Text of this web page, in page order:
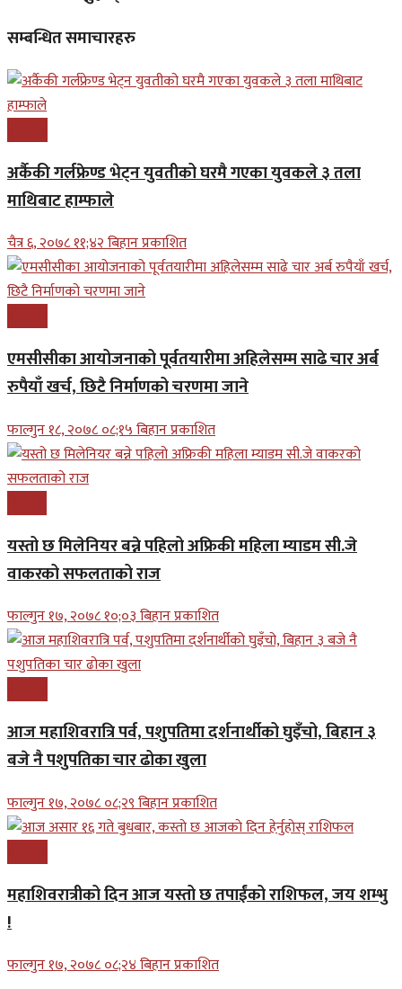
सम्बन्धित समाचारहरु
अर्कैकी गर्लफ्रेण्ड भेट्न युवतीको घरमै गएका युवकले ३ तला
माथिबाट हाम्फाले
चैत्र ६, २०७८ ११;४२ बिहान प्रकाशित
एमसीसीका आयोजनाको पूर्वतयारीमा अहिलेसम्म साढे चार अर्ब
रुपैयाँ खर्च, छिटै निर्माणको चरणमा जाने
फाल्गुन १८, २०७८ ०८;१५ बिहान प्रकाशित
यस्तो छ मिलेनियर बन्ने पहिलो अफ्रिकी महिला म्याडम सी.जे
वाकरको सफलताको राज
फाल्गुन १७, २०७८ १०;०३ बिहान प्रकाशित
आज महाशिवरात्रि पर्व, पशुपतिमा दर्शनार्थीको घुइँचो, बिहान ३
बजे नै पशुपतिका चार ढोका खुला
फाल्गुन १७, २०७८ ०८;२९ बिहान प्रकाशित
महाशिवरात्रीको दिन आज यस्तो छ तपाईंको राशिफल, जय शम्भु
!
फाल्गुन १७, २०७८ ०८;२४ बिहान प्रकाशित